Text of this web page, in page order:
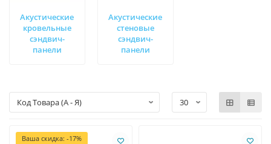
Акустические
кровельные
сэндвич-
панели
Акустические
стеновые
сэндвич-
панели
Ваша скидка: -17%